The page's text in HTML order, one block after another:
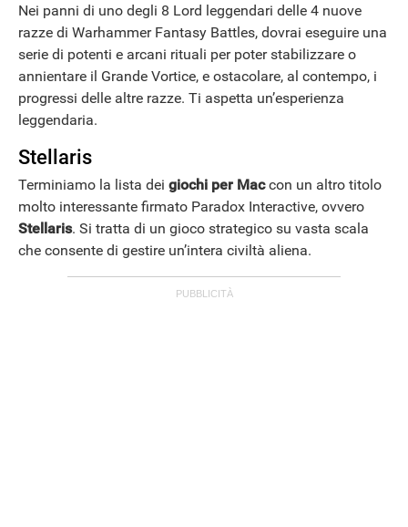
Nei panni di uno degli 8 Lord leggendari delle 4 nuove
razze di Warhammer Fantasy Battles, dovrai eseguire una
serie di potenti e arcani rituali per poter stabilizzare o
annientare il Grande Vortice, e ostacolare, al contempo, i
progressi delle altre razze. Ti aspetta un’esperienza
leggendaria.
Stellaris
Terminiamo la lista dei giochi per Maccon un altro titolo
molto interessante firmato Paradox Interactive, ovvero
Stellaris. Si tratta di un gioco strategico su vasta scala
che consente di gestire un’intera civiltà aliena.